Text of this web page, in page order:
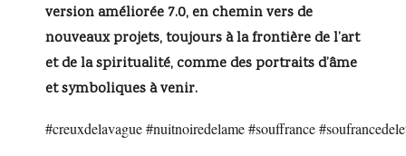
version améliorée 7.0, en chemin vers de
nouveaux projets, toujours à la frontière de l’art
et de la spiritualité, comme des portraits d’âme
et symboliques à venir.
#creuxdelavague#nuitnoiredelame#souffrance